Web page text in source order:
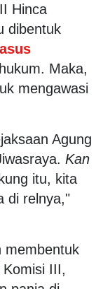
Hinca
dibentuk
Maka,
mengawasi
Agung
Kan
itu, kita
di relnya,"
membentuk
III,